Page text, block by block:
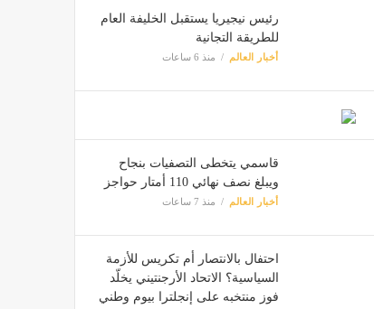
رئيس نيجيريا يستقبل الخليفة العام
للطريقة التجانية
أخبار العالم منذ 6 ساعات
قاسمي يتخطى التصفيات بنجاح
ويبلغ نصف نهائي 110 أمتار حواجز
أخبار العالم منذ 7 ساعات
احتفال بالانتصار أم تكريس للأزمة
السياسية؟ الاتحاد الأرجنتيني يخلّد
فوز منتخبه على إنجلترا بيوم وطني